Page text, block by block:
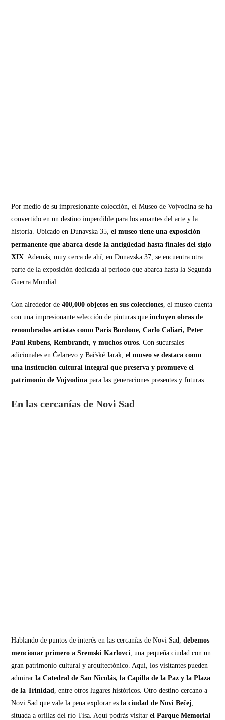
Por medio de su impresionante colección, el Museo de Vojvodina se ha
convertido en un destino imperdible para los amantes del arte y la
historia. Ubicado en Dunavska 35,el museo tiene una exposición
permanente que abarca desde la antigüedad hasta finales del siglo
XIX. Además, muy cerca de ahí, en Dunavska 37, se encuentra otra
parte de la exposición dedicada al período que abarca hasta la Segunda
Guerra Mundial.
Con alrededor de400,000 objetos en sus colecciones, el museo cuenta
con una impresionante selección de pinturas que incluyen obras de
renombrados artistas como París Bordone, Carlo Caliari, Peter
Paul Rubens, Rembrandt, y muchos otros. Con sucursales
adicionales en Čelarevo y Bačské Jarak,el museo se destaca como
una institución cultural integral que preserva y promueve el
patrimonio de Vojvodina para las generaciones presentes y futuras.
En las cercanías de Novi Sad
Hablando de puntos de interés en las cercanías de Novi Sad,debemos
mencionar primero a Sremski Karlovci , una pequeña ciudad con un
gran patrimonio cultural y arquitectónico. Aquí, los visitantes pueden
admirar la Catedral de San Nicolás, la Capilla de la Paz y la Plaza
de la Trinidad , entre otros lugares históricos. Otro destino cercano a
Novi Sad que vale la pena explorar esla ciudad de Novi Bečej
situada a orillas del río Tisa. Aquí podrás visitarel Parque Memorial